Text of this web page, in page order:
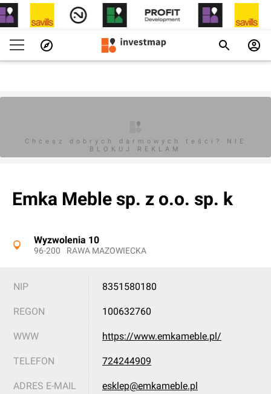
Chcesz dobrych darmowych teści? NIE
BLOKUJ REKLAM
Emka Meble sp. z o.o. sp. k
Wyzwolenia 10
96-200 RAWA MAZOWIECKA
NIP 8351580180
REGON 100632760
WWW https://www.emkameble.pl/
TELEFON 724244909
ADRES E-MAIL esklep@emkameble.pl